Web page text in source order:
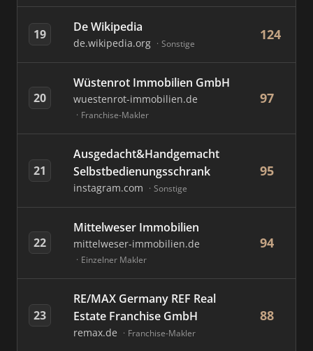
19 De Wikipedia
de.wikipedia.org Sonstige
124
20
Wüstenrot Immobilien GmbH
wuestenrot-immobilien.de
Franchise-Makler
97
21
Ausgedacht&Handgemacht
Selbstbedienungsschrank
instagram.com Sonstige
95
22
Mittelweser Immobilien
mittelweser-immobilien.de
Einzelner Makler
94
23
RE/MAX Germany REF Real
Estate Franchise GmbH
remax.de Franchise-Makler
88